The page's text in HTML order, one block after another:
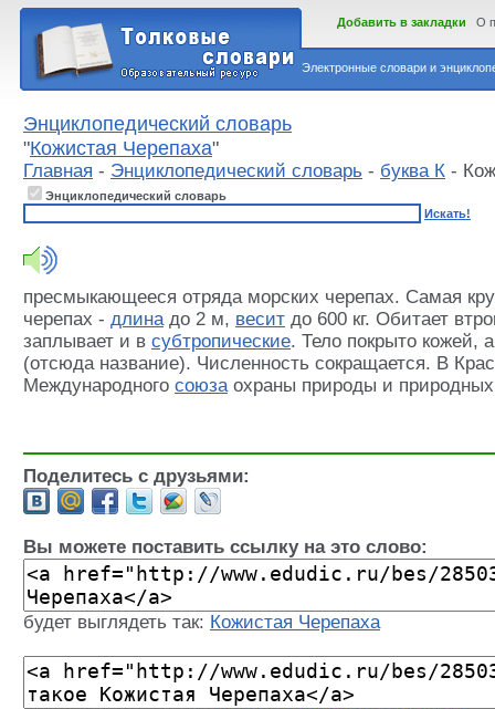
Электронные словари и
Добавить в закладки О
Энциклопедический словарь
"Кожистая Черепаха"
Главная - Энциклопедический словарь - буква К -
Энциклопедический словарь
Искать!
пресмыкающееся отряда морских черепах. Самая
черепах - длинадо 2 м, весит до 600 кг. Обитает
заплывает и в субтропические. Тело покрыто кожей,
(отсюда название). Численность сокращается. В
Международного союзаохраны природы и природных
Поделитесь с друзьями:
Вы можете поставить ссылку на это слово:
будет выглядеть так: Кожистая Черепаха